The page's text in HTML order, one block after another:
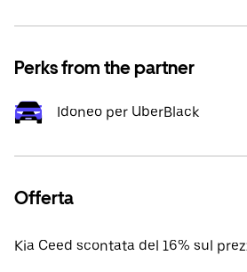
Perks from the partner
Idoneo per UberBlack
Offerta
Kia Ceed scontata del 16% sul